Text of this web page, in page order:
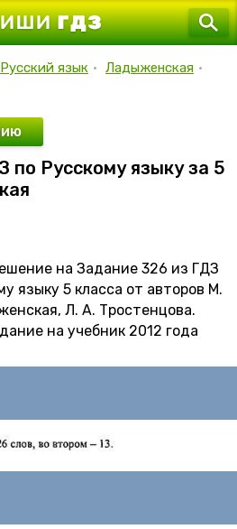
Русский язык • Ладыженская •
по Русскому языку за 5
на Задание 326 из ГДЗ
языку 5 класса от авторов М.
Л. А. Тростенцова.
на учебник 2012 года